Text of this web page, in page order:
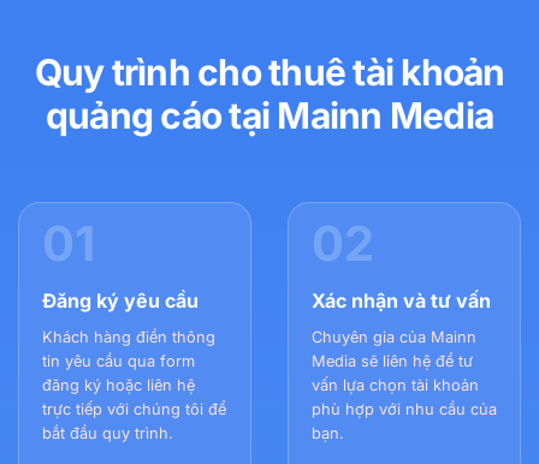
Quy trình cho thuê tài khoản
quảng cáo tại Mainn Media
01
Đăng ký yêu cầu
Khách hàng điền thông
tin yêu cầu qua form
đăng ký hoặc liên hệ
trực tiếp với chúng tôi để
bắt đầu quy trình.
02
Xác nhận và tư vấn
Chuyên gia của Mainn
Media sẽ liên hệ để tư
vấn lựa chọn tài khoản
phù hợp với nhu cầu của
bạn.